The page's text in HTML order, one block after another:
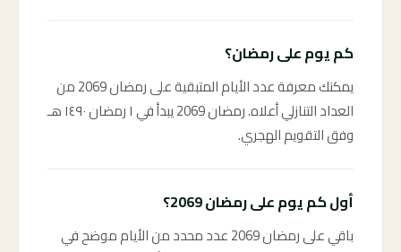
كم يوم على رمضان؟
يمكنك معرفة عدد الأيام المتبقية على رمضان 2069 من
العداد التنازلي أعلاه. رمضان 2069 يبدأ في ١ رمضان ١٤٩٠ هـ
وفق التقويم الهجري.
أول كم يوم على رمضان 2069؟
باقي على رمضان 2069 عدد محدد من الأيام موضح في